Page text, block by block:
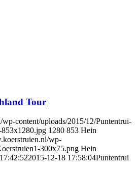
Tour
content/uploads/2015/12/Puntentrui-
1280 853 Hein
wp-
300x75.png Hein
2015-12-18 17:58:04Puntentrui